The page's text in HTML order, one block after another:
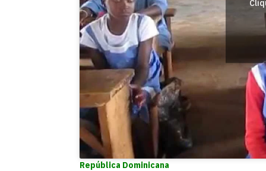
República Dominicana